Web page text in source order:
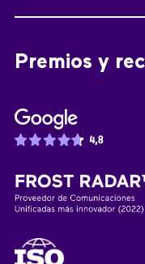
Premios y